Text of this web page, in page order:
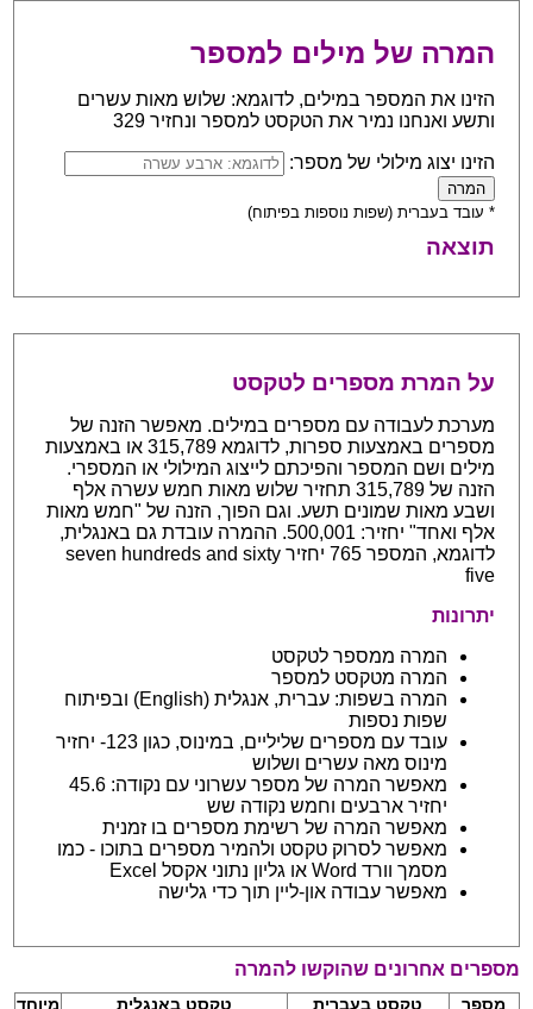
המרה של מילים למספר
הזינו את המספר במילים, לדוגמא: שלוש מאות עשרים
ותשע ואנחנו נמיר את הטקסט למספר ונחזיר 329
הזינו יצוג מילולי של מספר:
* עובד בעברית (שפות נוספות בפיתוח)
תוצאה
על המרת מספרים לטקסט
מערכת לעבודה עם מספרים במילים. מאפשר הזנה של
מספרים באמצעות ספרות, לדוגמא 315,789 או באמצעות
מילים ושם המספר והפיכתם לייצוג המילולי או המספרי.
הזנה של 315,789 תחזיר שלוש מאות חמש עשרה אלף
ושבע מאות שמונים תשע. וגם הפוך, הזנה של "חמש מאות
אלף ואחד" יחזיר: 500,001. ההמרה עובדת גם באנגלית,
לדוגמא, המספר 765 יחזיר seven hundreds and sixty
five
יתרונות
המרה ממספר לטקסט
המרה מטקסט למספר
המרה בשפות: עברית, אנגלית (English) ובפיתוח
שפות נספות
עובד עם מספרים שליליים, במינוס, כגון 123- יחזיר
מינוס מאה עשרים ושלוש
מאפשר המרה של מספר עשרוני עם נקודה: 45.6
יחזיר ארבעים וחמש נקודה שש
מאפשר המרה של רשימת מספרים בו זמנית
מאפשר לסרוק טקסט ולהמיר מספרים בתוכו - כמו
מסמך וורד Word או גליון נתוני אקסל Excel
מאפשר עבודה און-ליין תוך כדי גלישה
מספרים אחרונים שהוקשו להמרה
מספר טקסט בעברית טקסט באנגלית
מיוחד